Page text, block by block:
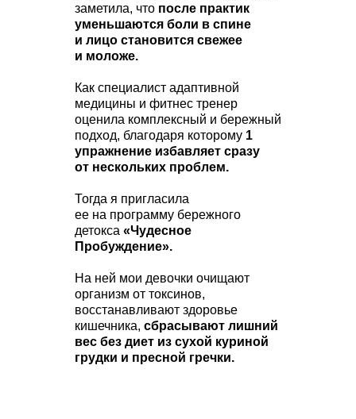
заметила, что после практик
уменьшаются боли в спине
и лицо становится свежее
и моложе.
Как специалист адаптивной
медицины и фитнес тренер
оценила комплексный и бережный
подход, благодаря которому 1
упражнение избавляет сразу
от нескольких проблем.
Тогда я пригласила
ее на программу бережного
детокса «Чудесное
Пробуждение».
На ней мои девочки очищают
организм от токсинов,
восстанавливают здоровье
кишечника, сбрасывают лишний
вес без диет из сухой куриной
грудки и пресной гречки.